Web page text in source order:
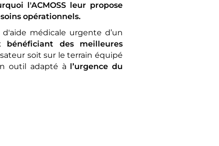
l'ACMOSS leur propose
opérationnels.
médicale urgente d’un
des meilleures
soit sur le terrain équipé
outil adapté à l’urgence du